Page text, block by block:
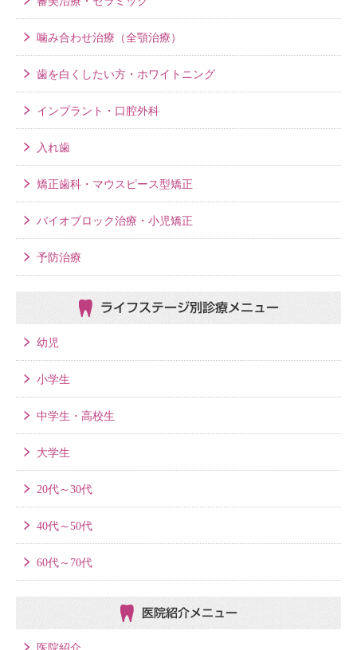
噛み合わせ治療（全顎治療）
歯を白くしたい方・ホワイトニング
インプラント・口腔外科
入れ歯
矯正歯科・マウスピース型矯正
バイオブロック治療・小児矯正
予防治療
ライフステージ別 診療メニュー
幼児
小学生
中学生・高校生
大学生
20代～30代
40代～50代
60代～70代
医院紹介メニュー